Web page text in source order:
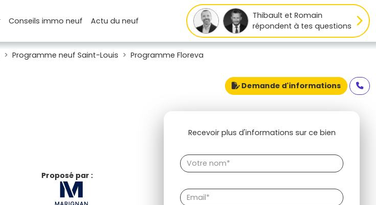
Conseilsimmo neuf Actudu neuf
Thibault et Romain
répondent à tes questions
Programme neuf Saint-Louis Programme Floreva
Demande d'informations
Proposé par :
Recevoir plus d'informations sur ce bien